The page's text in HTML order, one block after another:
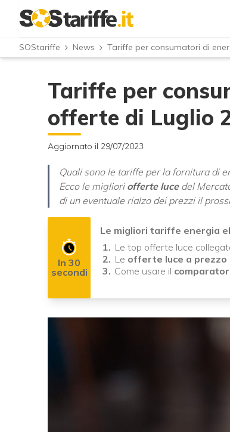
SOStariffe News Tariffe per consumatori di
Tariffe per
offerte di Luglio
Aggiornato il 29/07/2023
Quali sono le tariffe per la fornitura di
Ecco le migliori offerte lucedel
di un eventuale rialzo dei prezzi il
In 30
secondi
Le migliori tariffe energia
Le top offerte luce
Le offerte luce a prezzo
Come usare il